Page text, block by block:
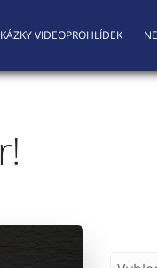
VIDEOPROHLÍDEK